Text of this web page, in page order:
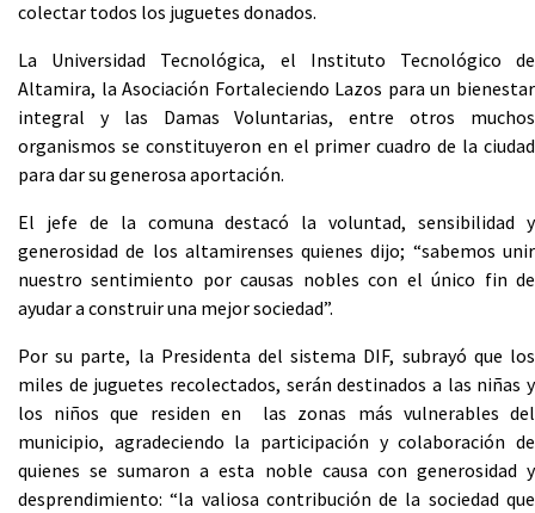
colectar todos los juguetes donados.
La Universidad Tecnológica, el Instituto Tecnológico de
Altamira, la Asociación Fortaleciendo Lazos para un bienestar
integral y las Damas Voluntarias, entre otros muchos
organismos se constituyeron en el primer cuadro de la ciudad
para dar su generosa aportación.
El jefe de la comuna destacó la voluntad, sensibilidad y
generosidad de los altamirenses quienes dijo; “sabemos unir
nuestro sentimiento por causas nobles con el único fin de
ayudar a construir una mejor sociedad”.
Por su parte, la Presidenta del sistema DIF, subrayó que los
miles de juguetes recolectados, serán destinados a las niñas y
los niños que residen en las zonas más vulnerables del
municipio, agradeciendo la participación y colaboración de
quienes se sumaron a esta noble causa con generosidad y
desprendimiento: “la valiosa contribución de la sociedad que